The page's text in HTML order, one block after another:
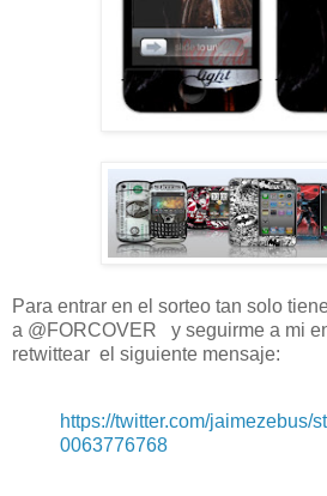
Para entrar en el sorteo tan solo
a @FORCOVER y seguirme a mi
retwittear el siguiente mensaje:
https://twitter.com/jaimezebus/
0063776768